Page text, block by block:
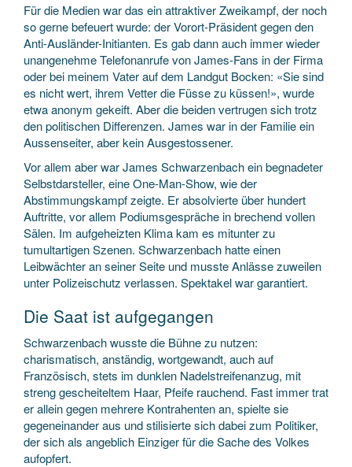
Für die Medien war das ein attraktiver Zweikampf, der noch
so gerne befeuert wurde: der Vorort-Präsident gegen den
Anti-Ausländer-Initianten. Es gab dann auch immer wieder
unangenehme Telefonanrufe von James-Fans in der Firma
oder bei meinem Vater auf dem Landgut Bocken: «Sie sind
es nicht wert, ihrem Vetter die Füsse zu küssen!», wurde
etwa anonym gekeift. Aber die beiden vertrugen sich trotz
den politischen Differenzen. James war in der Familie ein
Aussenseiter, aber kein Ausgestossener.
Vor allem aber war James Schwarzenbach ein begnadeter
Selbstdarsteller, eine One-Man-Show, wie der
Abstimmungskampf zeigte. Er absolvierte über hundert
Auftritte, vor allem Podiumsgespräche in brechend vollen
Sälen. Im aufgeheizten Klima kam es mitunter zu
tumultartigen Szenen. Schwarzenbach hatte einen
Leibwächter an seiner Seite und musste Anlässe zuweilen
unter Polizeischutz verlassen. Spektakel war garantiert.
Die Saat ist aufgegangen
Schwarzenbach wusste die Bühne zu nutzen:
charismatisch, anständig, wortgewandt, auch auf
Französisch, stets im dunklen Nadelstreifenanzug, mit
streng gescheiteltem Haar, Pfeife rauchend. Fast immer trat
er allein gegen mehrere Kontrahenten an, spielte sie
gegeneinander aus und stilisierte sich dabei zum Politiker,
der sich als angeblich Einziger für die Sache des Volkes
aufopfert.